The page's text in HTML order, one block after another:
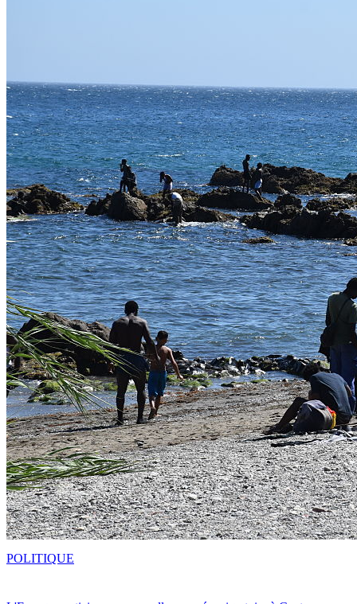
POLITIQUE